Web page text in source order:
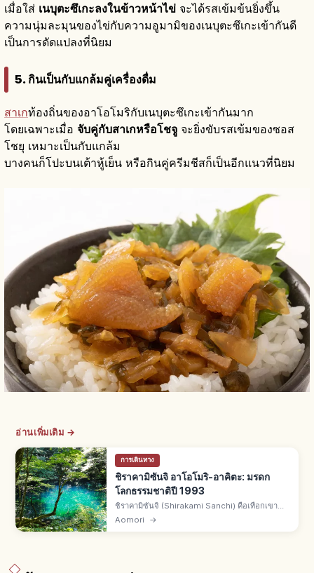
เมื่อใส่ เนบุตะซึเกะลงในข้าวหน้าไข่ จะได้รสเข้มข้นยิ่งขึ้น
ความนุ่มละมุนของไข่กับความอูมามิของเนบุตะซึเกะเข้ากันดี
เป็นการดัดแปลงที่นิยม
5. กินเป็นกับแกล้มคู่เครื่องดื่ม
สาเกท้องถิ่นของอาโอโมริกับเนบุตะซึเกะเข้ากันมาก
โดยเฉพาะเมื่อ จับคู่กับสาเกหรือโชจู จะยิ่งขับรสเข้มของซอส
โชยุ เหมาะเป็นกับแกล้ม
บางคนก็โปะบนเต้าหู้เย็น หรือกินคู่ครีมชีสก็เป็นอีกแนวที่นิยม
อ่านเพิ่มเติม →
การเดินทาง
ชิราคามิซันจิ อาโอโมริ-อาคิตะ: มรดก
โลกธรรมชาติปี 1993
ชิราคามิซันจิ (Shirakami Sanchi) คือเทือกเขา
คร่อม จ.อาโอโมริ-อาคิตะ มรดกโลกธรรมชาติยูเนส
Aomori →